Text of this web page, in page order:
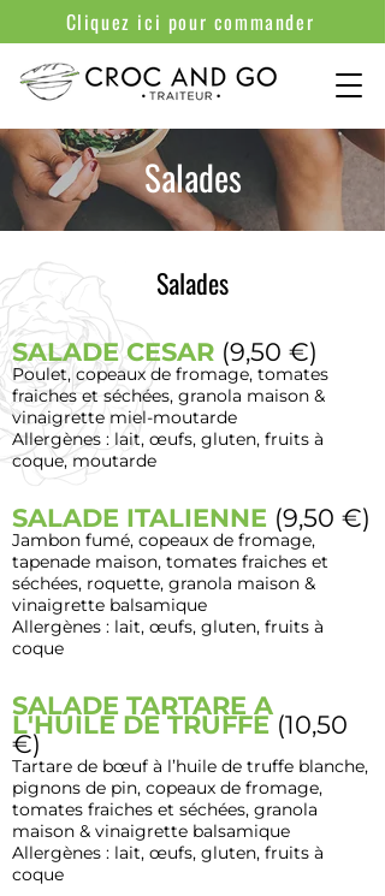
Cliquez ici pour commander
Salades
Salades
SALADE CESAR (9,50 €)
Poulet, copeaux de fromage, tomates
fraiches et séchées, granola maison &
vinaigrette miel-moutarde
Allergènes : lait, œufs, gluten, fruits à
coque, moutarde
SALADE ITALIENNE (9,50 €)
Jambon fumé, copeaux de fromage,
tapenade maison, tomates fraiches et
séchées, roquette, granola maison &
vinaigrette balsamique
Allergènes : lait, œufs, gluten, fruits à
coque
SALADE TARTARE A
L'HUILE DE TRUFFE (10,50
€)
Tartare de bœuf à l’huile de truffe blanche,
pignons de pin, copeaux de fromage,
tomates fraiches et séchées, granola
maison & vinaigrette balsamique
Allergènes : lait, œufs, gluten, fruits à
coque